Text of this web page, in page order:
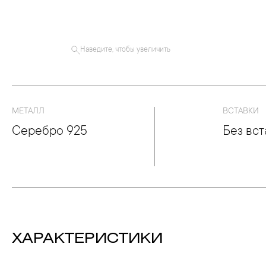
Наведите, чтобы увеличить
МЕТАЛЛ
Серебро 925
ВСТАВКИ
Без
ХАРАКТЕРИСТИКИ